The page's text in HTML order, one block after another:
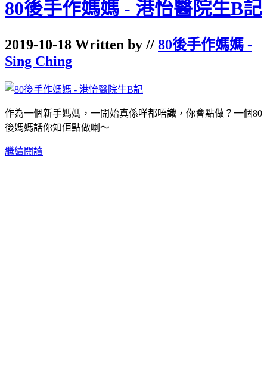
80後手作媽媽 - 港怡醫院生B記
2019-10-18 Written by // 80後手作媽媽 -
Sing Ching
作為一個新手媽媽，一開始真係咩都唔識，你會點做？一個80
後媽媽話你知佢點做喇～
繼續閱讀